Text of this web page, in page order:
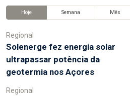
Hoje Semana Mês
Regional
Solenerge fez energia solar
ultrapassar potência da
geotermia nos Açores
Regional